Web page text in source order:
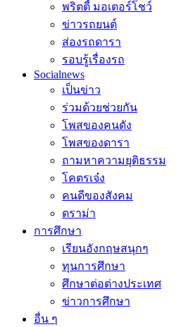
พริตตี้ มอเตอร์โชว์
ข่าวรถยนต์
ส่องรถดารา
รอบรู้เรื่องรถ
Socialnews
เป็นข่าว
ร่วมด้วยช่วยกัน
โพสของคนดัง
โพสของดารา
ถามหาความยุติธรรม
โคตรเจ๋ง
คนดีของสังคม
ดราม่า
การศึกษา
เรียนอังกฤษสนุกๆ
ทุนการศึกษา
ศึกษาต่อต่างประเทศ
ข่าวการศึกษา
อื่น ๆ